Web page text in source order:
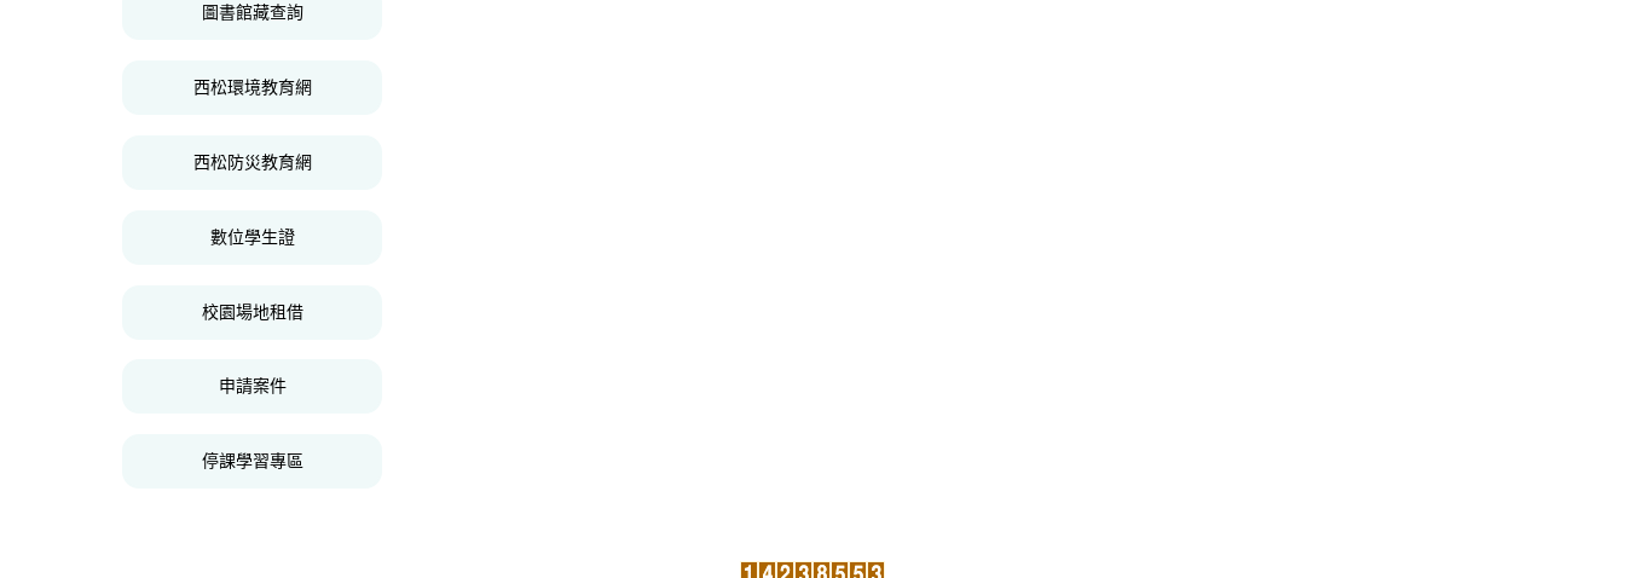
圖書館藏查詢
西松環境教育網
西松防災教育網
數位學生證
校園場地租借
申請案件
停課學習專區